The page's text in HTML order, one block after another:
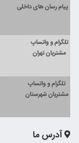
پیام رسان های داخلی
تلگرام و واتساپ
مشتریان تهران
تلگرام و واتساپ
مشتریان شهرستان
آدرس ما